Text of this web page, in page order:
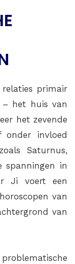
primair
– het huis van
het zevende
invloed
Saturnus,
spanningen in
Ji voert een
van
van